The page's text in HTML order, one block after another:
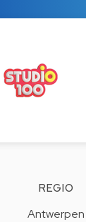
REGIO
Antwerpen